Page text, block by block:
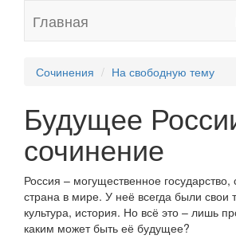
Главная
Сочинения На свободную тему
Будущее
сочинение
Россия – могущественное
страна в мире. У неё всегда были свои
культура, история. Но всё это – лишь
каким может быть её будущее?